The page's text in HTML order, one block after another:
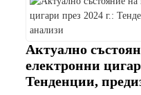
Актуално
електронни
Тенденции,